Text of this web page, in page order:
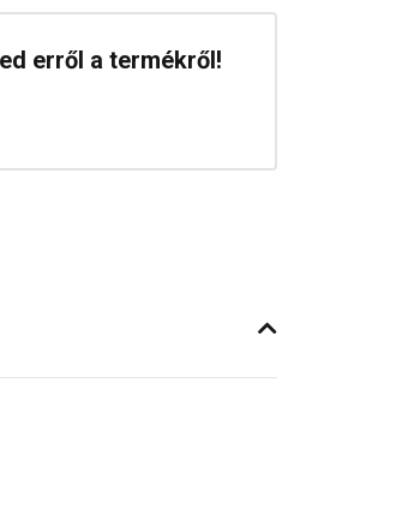
erről a termékről!